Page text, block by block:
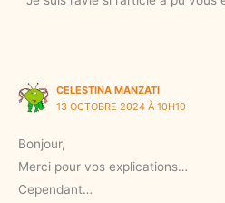
CELESTINA MANZATI
13 OCTOBRE 2024 À 10H10
Bonjour,
Merci pour vos explications…
Cependant…